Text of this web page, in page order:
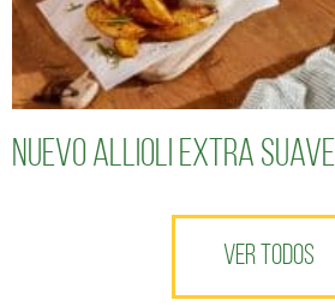
Nuevo Allioli Extra Suave
VER TODOS